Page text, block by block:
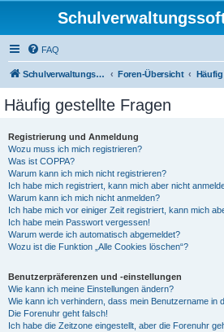
FAQ
Schulverwaltungssoftware NRW Foren-Übersicht
Häufig gestellte Fragen
Registrierung und Anmeldung
Wozu muss ich mich registrieren?
Was ist COPPA?
Warum kann ich mich nicht registrieren?
Ich habe mich registriert, kann mich aber nicht
Warum kann ich mich nicht anmelden?
Ich habe mich vor einiger Zeit registriert, kann mich
Ich habe mein Passwort vergessen!
Warum werde ich automatisch abgemeldet?
Wozu ist die Funktion „Alle Cookies löschen“?
Benutzerpräferenzen und -einstellungen
Wie kann ich meine Einstellungen ändern?
Wie kann ich verhindern, dass mein Benutzername in
Die Forenuhr geht falsch!
Ich habe die Zeitzone eingestellt, aber die Forenuhr